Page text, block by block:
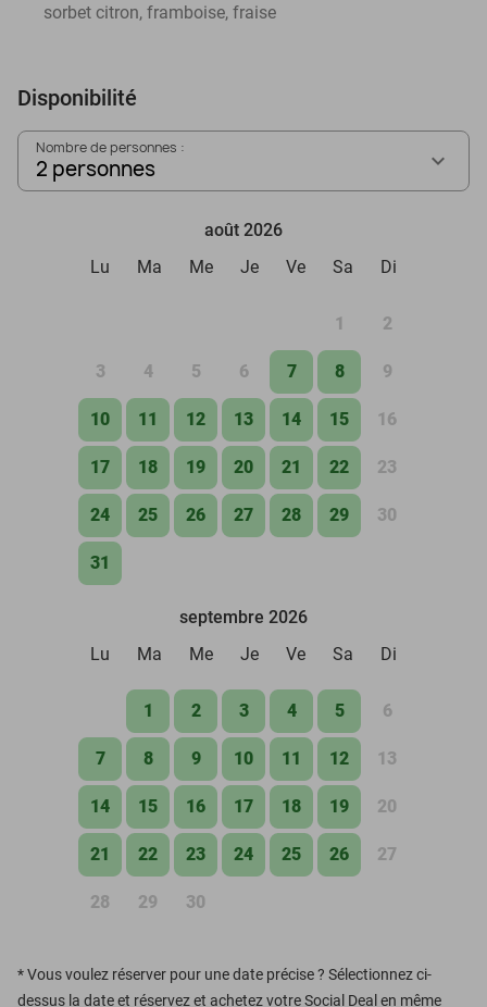
sorbet citron, framboise, fraise
Disponibilité
Nombre de personnes :
2 personnes
août 2026
Lu
Ma Me Je Ve Sa Di
1 2
3 4 5 6 7 8 9
10 11 12 13 14 15 16
17 18 19 20 21 22 23
24 25 26 27 28 29 30
31
septembre 2026
Lu
Ma Me Je Ve Sa Di
1 2 3 4 5 6
7 8 9 10 11 12 13
14 15 16 17 18 19 20
21 22 23 24 25 26 27
28 29 30
*Vous voulez réserver pour une date précise ? Sélectionnez ci-
dessus la date et réservez et achetez votre Social Deal en même